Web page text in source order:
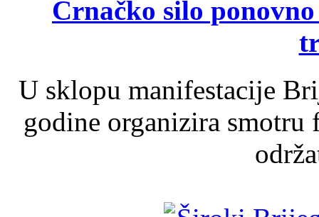
Crnačko silo
U sklopu manifestacije
godine organizira